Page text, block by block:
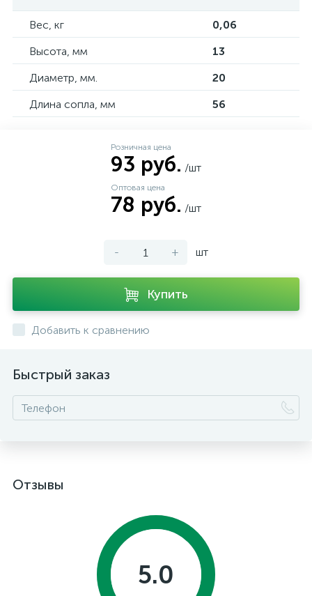
Вес, кг
0,06
Высота, мм
13
Диаметр, мм.
20
Длина сопла, мм
56
Розничная цена
93 руб. /шт
Оптовая цена
78 руб. /шт
- + шт
Купить
Добавить к сравнению
Быстрый заказ
Отзывы
5.0